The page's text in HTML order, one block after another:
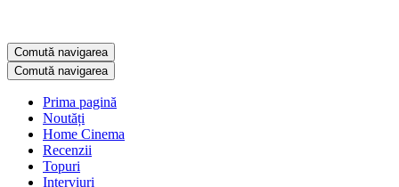
Comută navigarea
Comută navigarea
Prima pagină
Noutăți
Home Cinema
Recenzii
Topuri
Interviuri